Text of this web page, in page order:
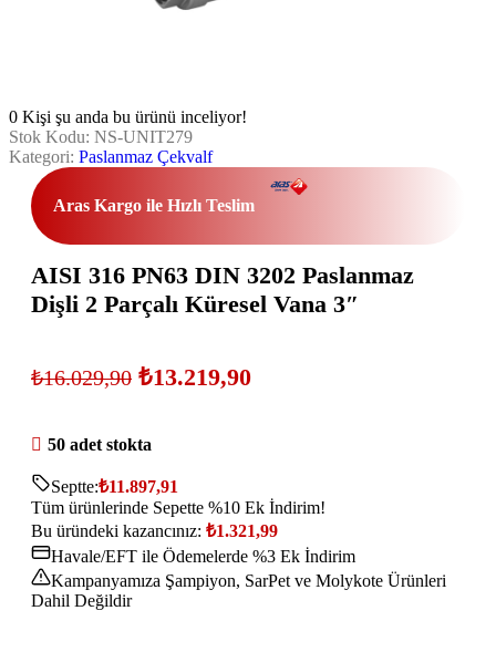
0 Kişi şu anda bu ürünü inceliyor!
Stok Kodu: NS-UNIT279
Kategori: Paslanmaz Çekvalf
Aras Kargo ile Hızlı Teslim
AISI 316 PN63 DIN 3202 Paslanmaz
Dişli 2 Parçalı Küresel Vana 3″
₺16.029,90 ₺13.219,90
50 adet stokta
Septte:₺11.897,91
Tüm ürünlerinde Sepette %10 Ek İndirim!
Bu üründeki kazancınız: ₺1.321,99
Havale/EFT ile Ödemelerde %3 Ek İndirim
Kampanyamıza Şampiyon, SarPet ve Molykote Ürünleri
Dahil Değildir